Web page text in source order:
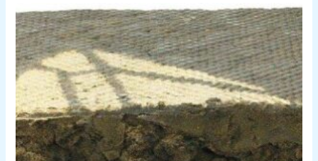
Prijsklasse:
$14.00
tot
$228.00